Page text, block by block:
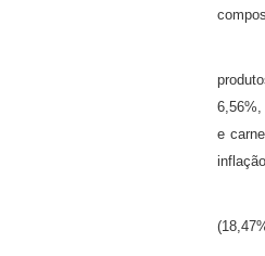
6,56%,
e